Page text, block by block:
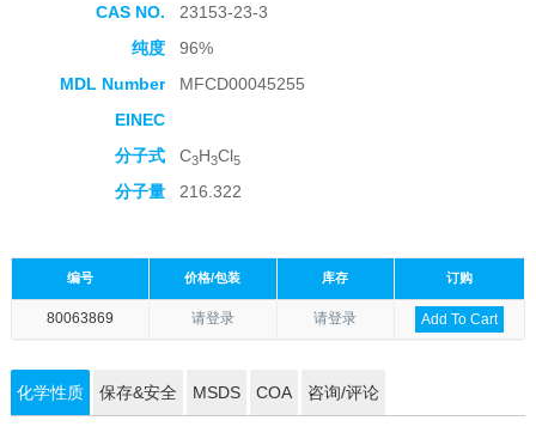
CAS NO.
23153-23-3
纯度
96%
MDL Number
MFCD00045255
EINEC
分子式
C3H3Cl5
分子量 216.322
编号 价格/包装 库存 订购
80063869 请登录 请登录 Add To Cart
化学性质 保存&安全 MSDS COA 咨询/评论